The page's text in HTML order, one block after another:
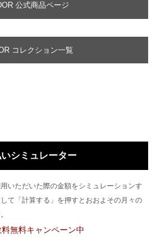
公式商品ページ
コレクション一覧
シミュレーター
いただいた際の金額をシミュレーションす
て「計算する」を押すとおおよその月々の
無料キャンペーン中